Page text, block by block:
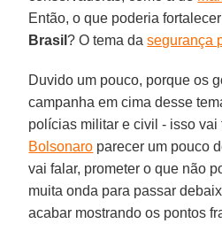
Então, o que poderia
Brasil? O tema dasegurança
Duvido um pouco, porque os
campanha em cima desse
polícias militar e civil - isso
Bolsonaro parecer um pouco
vai falar, prometer o que não
muita onda para passar
acabar mostrando os pontos